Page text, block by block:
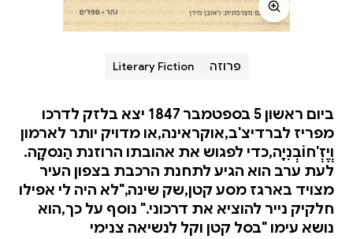
פרוזה Literary Fiction
ביום ראשון 5 בספטמבר 1847 יצא בלזק לדרכו
מפריז לברדיצ'ב,אוקראינה,או מדויק יותר לארמון
וְיֶזְ'חוֹבְנִיָה,כדי לפגוש את אהובתו הרוזנת הַנסקָה.
לעת ערב הוא הגיע לתחנת הרכבת בצפון העיר
מצויד בארגז מסע קטן,שק שינה,"לא היה לי אפילו
חלקיק נייר להוציא את דרכוני." נוסף על כך,הוא
נושא עימו "בסל קטן וקל לנשיאה צנימי